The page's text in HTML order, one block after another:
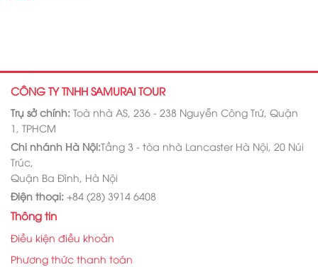
CÔNG TY TNHH SAMURAI TOUR
Trụ sở chính: Toà nhà AS, 236 - 238 Nguyễn Công Trứ, Quận
1, TPHCM
Chi nhánh Hà Nội:Tầng 3 - tòa nhà Lancaster Hà Nội, 20 Núi
Trúc,
Quận Ba Đình, Hà Nội
Điện thoại: +84 (28) 3914 6408
Thông tin
Điều kiện điều khoản
Phương thức thanh toán